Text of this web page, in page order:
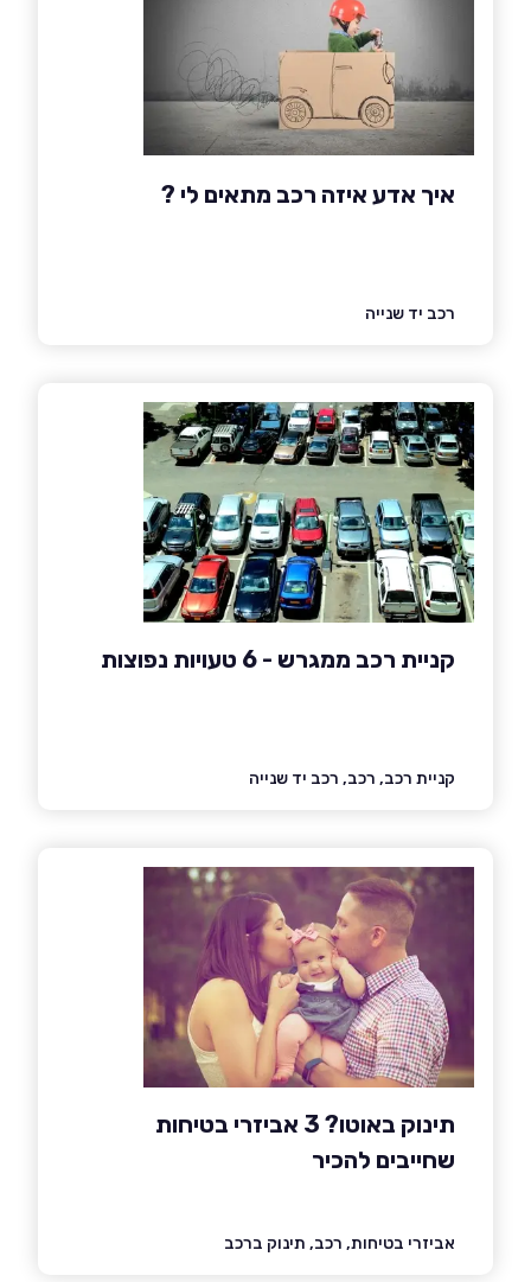
איך אדע איזה רכב מתאים לי ?
רכב יד שנייה
קניית רכב ממגרש - 6 טעויות נפוצות
קניית רכב, רכב, רכב יד שנייה
תינוק באוטו? 3 אביזרי בטיחות
שחייבים להכיר
אביזרי בטיחות, רכב, תינוק ברכב